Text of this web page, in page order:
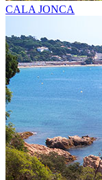
CALA JONCA